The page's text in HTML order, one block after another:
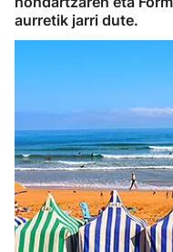
aurretik jarri dute.